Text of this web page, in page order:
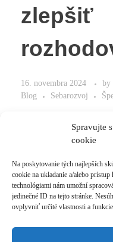
Spravujte
cookie
Na poskytovanie tých najlepších
cookie na ukladanie a/alebo
technológiami nám umožní
jedinečné ID na tejto stránke.
ovplyvniť určité vlastnosti a
zlepšiť
16. novembra 2024 by
Blog
Sebarozvoj
Zrýchlite rozhodovanie
Read More